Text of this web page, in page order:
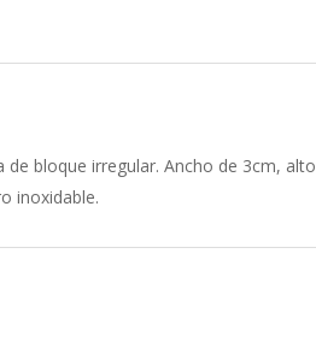
bloque irregular. Ancho de 3cm,
inoxidable.